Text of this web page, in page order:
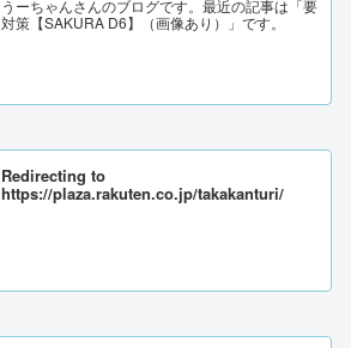
うーちゃんさんのブログです。最近の記事は「要
対策【SAKURA D6】（画像あり）」です。
Redirecting to
https://plaza.rakuten.co.jp/takakanturi/